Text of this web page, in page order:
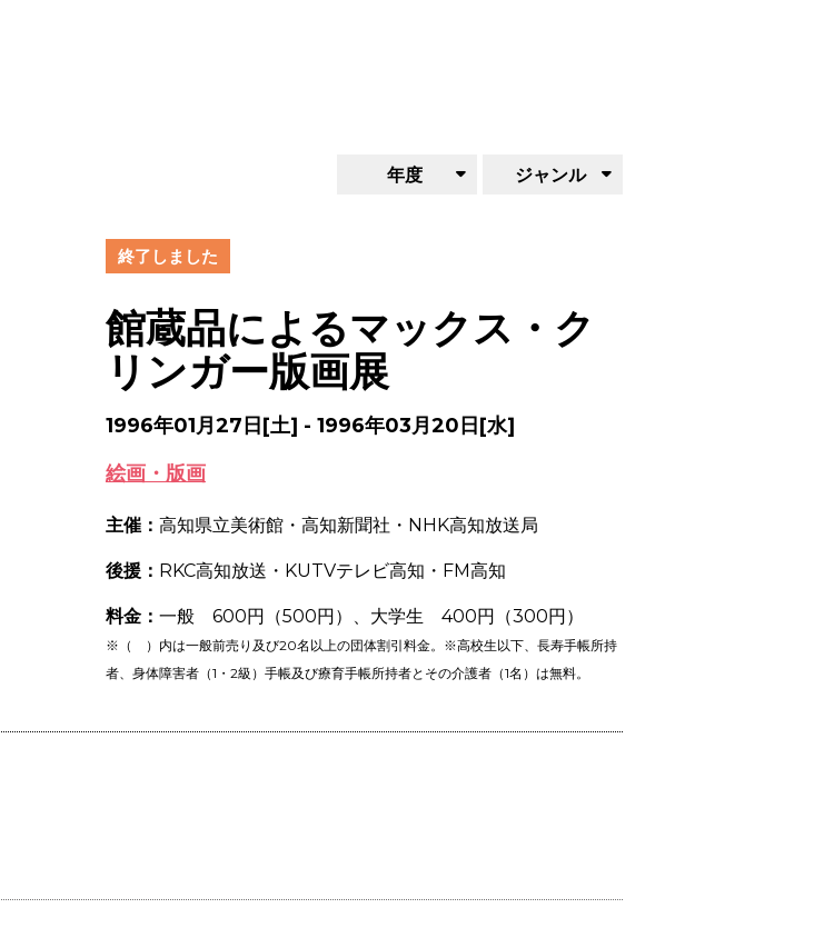
終了しました
館蔵品によるマックス・ク
リンガー版画展
1996年01月27日[土] - 1996年03月20日[水]
絵画・版画
主催： 高知県立美術館・高知新聞社・NHK高知放送局
後援： RKC高知放送・KUTVテレビ高知・FM高知
料金： 一般 600円（500円）、大学生 400円（300円）
※（ ）内は一般前売り及び20名以上の団体割引料金。※高校生以下、長寿手帳所持
者、身体障害者（1・2級）手帳及び療育手帳所持者とその介護者（1名）は無料。
年度 ジャンル